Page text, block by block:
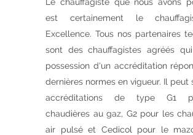
est certainement le
Excellence. Tous nos partenaires
sont des chauffagistes agréés
possession d'un accréditation
dernières normes en vigueur. Il peut
accréditations de type G1
chaudières au gaz, G2 pour les
air pulsé et Cedicol pour le